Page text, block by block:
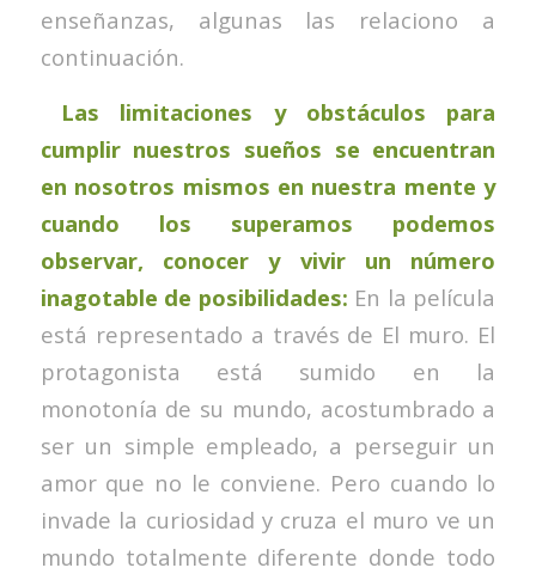
enseñanzas, algunas las relaciono a
continuación.
Las limitaciones y obstáculos para
cumplir nuestros sueños se encuentran
en nosotros mismos en nuestra mente y
cuando los superamos podemos
observar, conocer y vivir un número
inagotable de posibilidades: En la película
está representado a través de El muro. El
protagonista está sumido en la
monotonía de su mundo, acostumbrado a
ser un simple empleado, a perseguir un
amor que no le conviene. Pero cuando lo
invade la curiosidad y cruza el muro ve un
mundo totalmente diferente donde todo